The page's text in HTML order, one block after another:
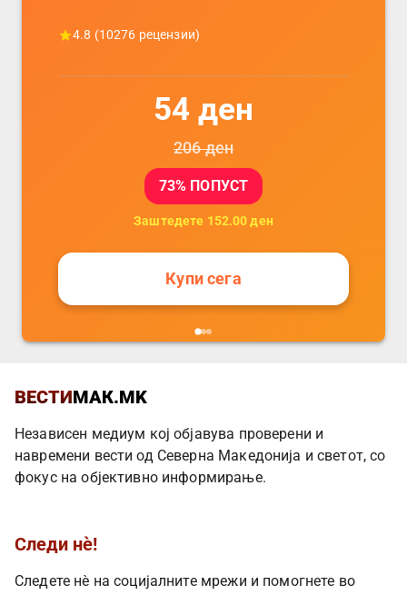
4.8 (10276 рецензии)
54 ден
206ден
73% ПОПУСТ
Заштедете 152.00 ден
Купи сега
ВЕСТИМАК.MK
Независен медиум кој објавува проверени и
навремени вести од Северна Македонија и светот, со
фокус на објективно информирање.
Следи нè!
Следете нè на социјалните мрежи и помогнете во